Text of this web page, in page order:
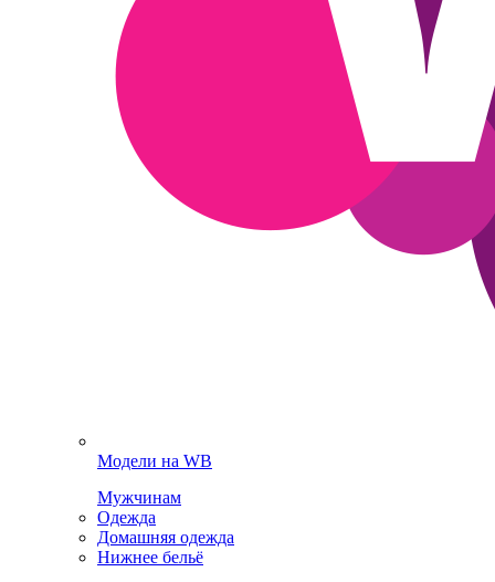
Модели на WB
Мужчинам
Одежда
Домашняя одежда
Нижнее бельё